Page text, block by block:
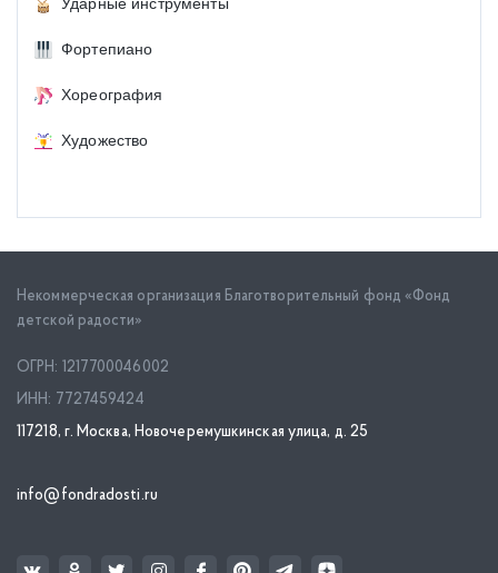
Фортепиано
Хореография
Художество
Некоммерческая организация Благотворительный фонд «Фонд
детской радости»
ОГРН: 1217700046002
ИНН: 7727459424
117218, г. Москва, Новочеремушкинская улица, д. 25
info@fondradosti.ru